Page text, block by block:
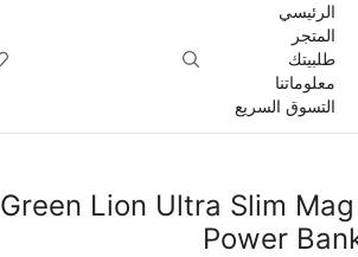
الرئيسي
المتجر
طلبيتك
معلوماتنا
التسوق السريع
Green Lion Ultra Slim
Power